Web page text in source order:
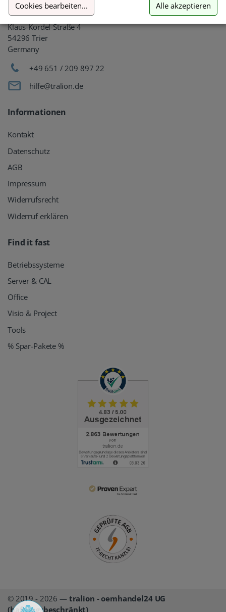
oemhandel24 UG (haftungsbeschränkt)
Klaus-Kordel-Straße 4
54296 Trier
Germany
+49 651 / 209 897 22
hilfe@tralion.de
Informationen
Kontakt
Datenschutz
AGB
Impressum
Widerrufsrecht
Widerruf erklären
Find it fast
Betriebssysteme
Server & CAL
Office
Visio & Project
Tools
% Spar-Pakete %
© 2019 - 2026 — tralion - oemhandel24 UG
(haftungsbeschränkt)
Cookies bearbeiten... Alle akzeptieren